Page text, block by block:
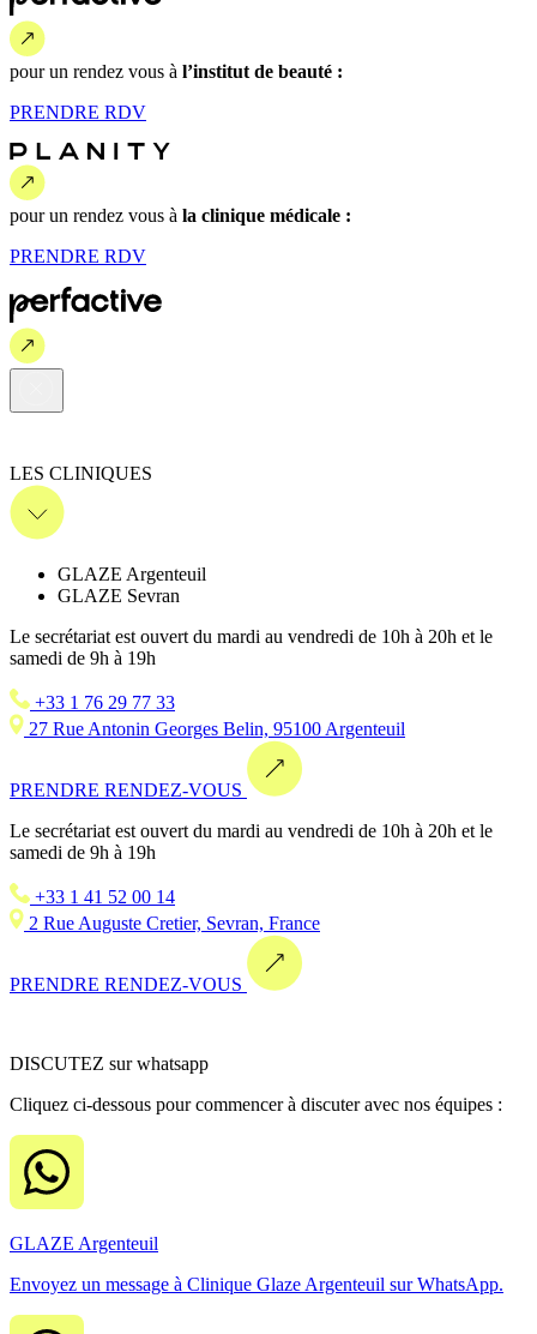
pour un rendez vous à l’institut de beauté :
PRENDRE RDV
pour un rendez vous à la clinique médicale :
PRENDRE RDV
LES CLINIQUES
GLAZE Argenteuil
GLAZE Sevran
Le secrétariat est ouvert du mardi au vendredi de 10h à 20h et le
samedi de 9h à 19h
+33 1 76 29 77 33
27 Rue Antonin Georges Belin, 95100 Argenteuil
PRENDRE RENDEZ-VOUS
Le secrétariat est ouvert du mardi au vendredi de 10h à 20h et le
samedi de 9h à 19h
+33 1 41 52 00 14
2 Rue Auguste Cretier, Sevran, France
PRENDRE RENDEZ-VOUS
DISCUTEZ sur whatsapp
Cliquez ci-dessous pour commencer à discuter avec nos équipes :
GLAZE Argenteuil
Envoyez un message à Clinique Glaze Argenteuil sur WhatsApp.